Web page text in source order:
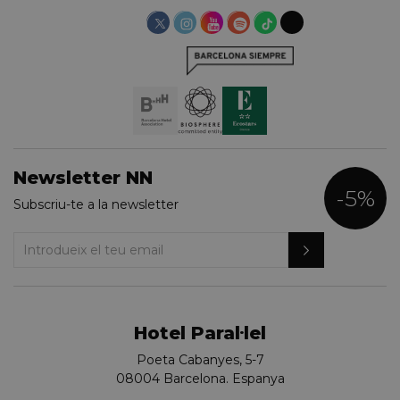
Hotel Paral·lel
Poeta Cabanyes, 5-7
08004 Barcelona. Espanya
Newsletter NN
Subscriu-te a la newsletter -5%